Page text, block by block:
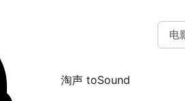
淘声 toSound